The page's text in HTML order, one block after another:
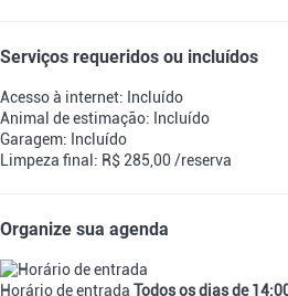
Serviços requeridos ou incluídos
Acesso à internet: Incluído
Animal de estimação: Incluído
Garagem: Incluído
Limpeza final: R$ 285,00 /reserva
Organize sua agenda
Horário de entrada Todos os dias de